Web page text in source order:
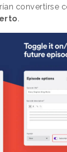
convertirse
.